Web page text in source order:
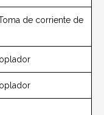
de corriente de